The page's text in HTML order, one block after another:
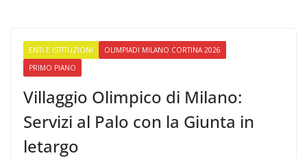
ENTI E ISTITUZIONI
OLIMPIADI MILANO CORTINA 2026
PRIMO PIANO
Villaggio Olimpico di Milano:
Servizi al Palo con la Giunta in
letargo